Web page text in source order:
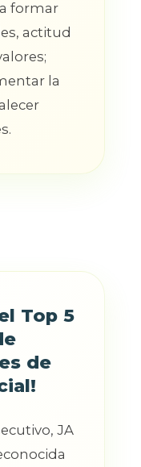
formar
actitud
la
Top 5
de
JA